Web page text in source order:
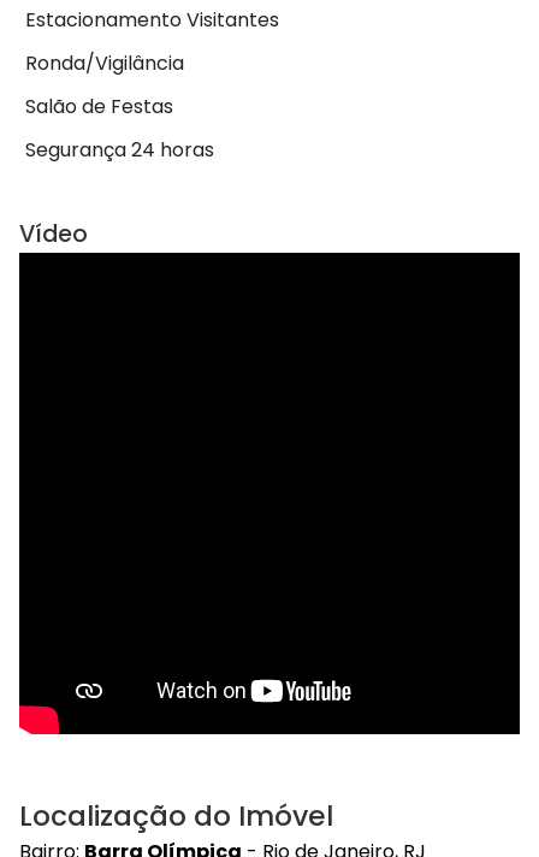
Estacionamento Visitantes
Ronda/Vigilância
Salão de Festas
Segurança 24 horas
Vídeo
Localização do Imóvel
Bairro: Barra Olímpica - Rio de Janeiro, RJ